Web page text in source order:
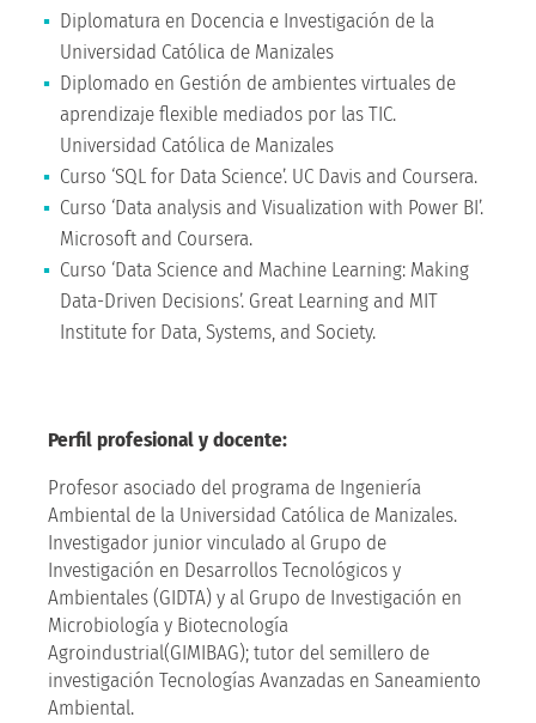
Diplomatura en Docencia e Investigación de la
Universidad Católica de Manizales
Diplomado en Gestión de ambientes virtuales de
aprendizaje flexible mediados por las TIC.
Universidad Católica de Manizales
Curso ‘SQL for Data Science’. UC Davis and Coursera.
Curso ‘Data analysis and Visualization with Power BI’.
Microsoft and Coursera.
Curso ‘Data Science and Machine Learning: Making
Data-Driven Decisions’. Great Learning and MIT
Institute for Data, Systems, and Society.
Perfil profesional y docente:
Profesor asociado del programa de Ingeniería
Ambiental de la Universidad Católica de Manizales.
Investigador junior vinculado al Grupo de
Investigación en Desarrollos Tecnológicos y
Ambientales (GIDTA) y al Grupo de Investigación en
Microbiología y Biotecnología
Agroindustrial(GIMIBAG); tutor del semillero de
investigación Tecnologías Avanzadas en Saneamiento
Ambiental.